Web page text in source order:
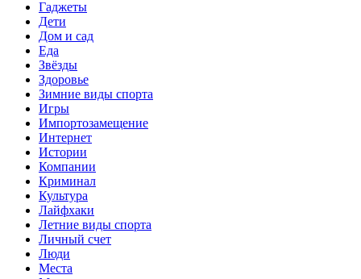
Гаджеты
Дети
Дом и сад
Еда
Звёзды
Здоровье
Зимние виды спорта
Игры
Импортозамещение
Интернет
Истории
Компании
Криминал
Культура
Лайфхаки
Летние виды спорта
Личный счет
Люди
Места